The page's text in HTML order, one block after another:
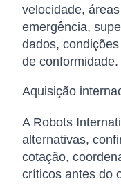
velocidade,
emergência,
dados,
de conformidade.
Aquisição
A Robots
alternativas,
cotação,
críticos antes do